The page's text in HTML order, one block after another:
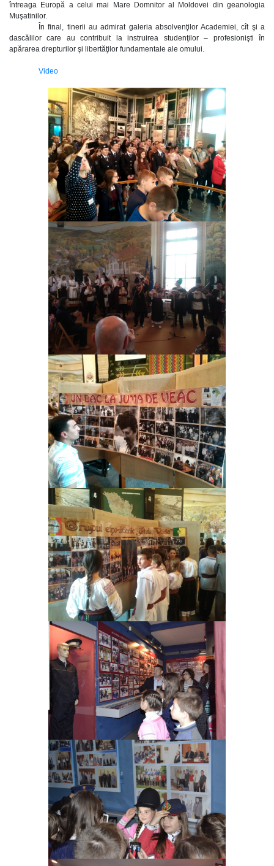
întreaga Europă a celui mai Mare Domnitor al Moldovei din geanologia
Muşatinilor.
În final, tinerii au admirat galeria absolvenţilor Academiei, cît şi a
dascălilor care au contribuit la instruirea studenţilor – profesionişti în
apărarea drepturilor şi libertăţilor fundamentale ale omului.
Video